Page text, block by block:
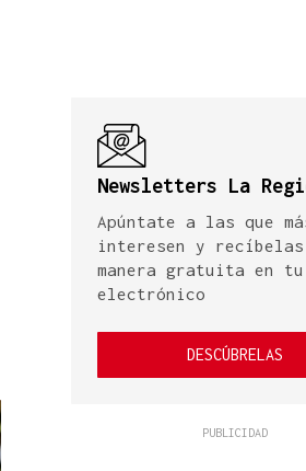
Newsletters La
Apúntate a las que
interesen y recíbelas
manera gratuita en
electrónico
DESCÚBRELAS